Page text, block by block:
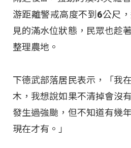
游距離警戒高度不到6公尺
見的滿水位狀態，民眾也趁
整理農地。
下德武部落居民表示，「我
木，我想說如果不清掉會沒
發生過強颱，但不知道有幾
現在才有。」